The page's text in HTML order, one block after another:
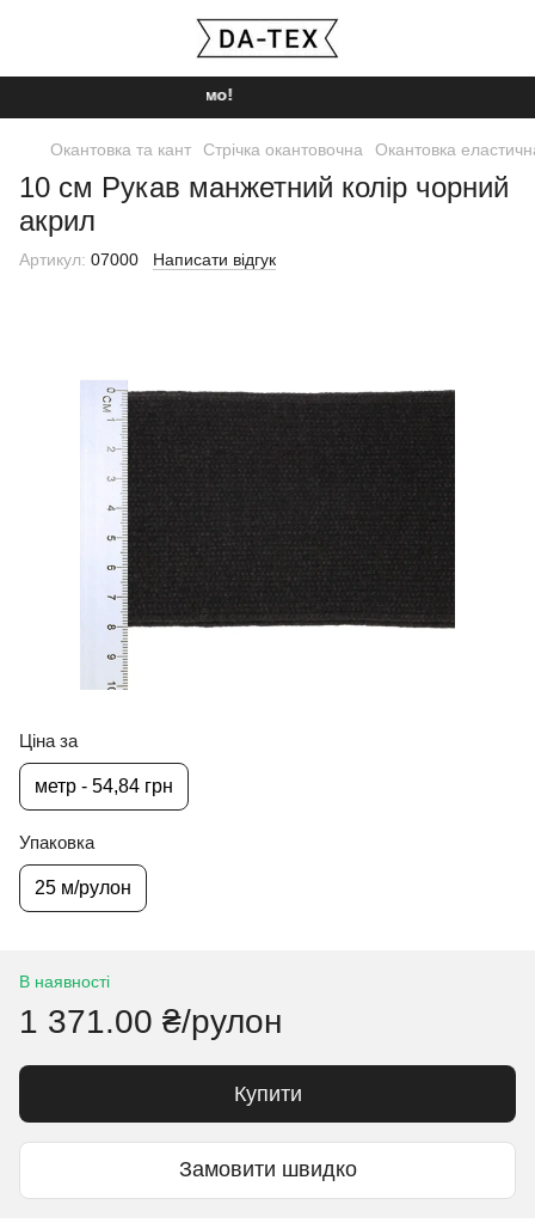
Ми працюємо!
Окантовка та кант Стрічка окантовочна Окантовка
10 см Рукав манжетний колір чорний
акрил
Артикул: 07000 Написати відгук
Ціна за
метр - 54,84 грн
Упаковка
25 м/рулон
В наявності
1 371.00 ₴/рулон
Купити
Замовити швидко